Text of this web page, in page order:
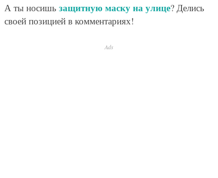
А ты носишь защитную маску на улице? Делись
своей позицией в комментариях!
Ads